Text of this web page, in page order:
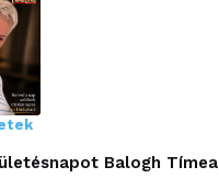
Balogh Tímea